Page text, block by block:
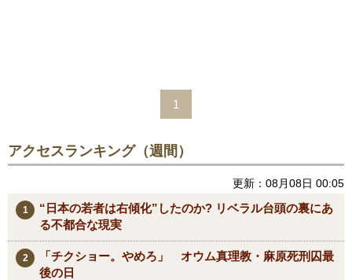
1
アクセスランキング（週間）
更新：08月08日 00:05
“日本の若者は右傾化”したのか? リベラル台頭の裏にあ
る不都合な現実
「チクショー。やめろ」 オウム真理教・麻原死刑囚最
後の日